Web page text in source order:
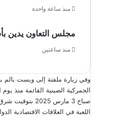
منذ ساعة واحدة
مجلس التعاون يدين
منذ ساعتين
الجمركية الصينية القائمة منذ
صباح 3 مارس
اللعبة في العلاقات الاقتصادية